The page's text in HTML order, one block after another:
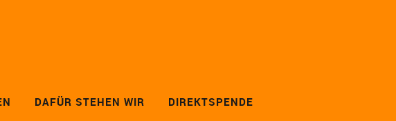
DAFÜR STEHEN WIR DIREKTSPENDE